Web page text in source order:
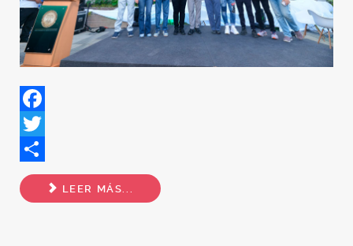
Facebook
Twitter
Share
LEER MÁS...